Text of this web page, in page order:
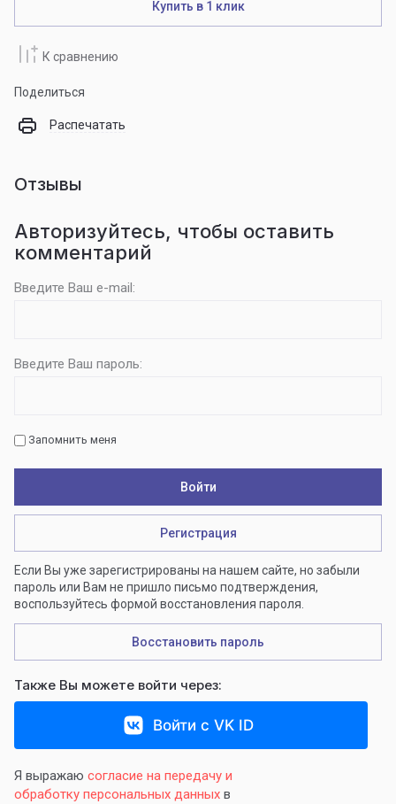
Купить в 1 клик
К сравнению
Поделиться
Распечатать
Отзывы
Авторизуйтесь, чтобы оставить
комментарий
Введите Ваш e-mail:
Введите Ваш пароль:
Запомнить меня
Войти
Регистрация
Если Вы уже зарегистрированы на нашем сайте, но забыли
пароль или Вам не пришло письмо подтверждения,
воспользуйтесь формой восстановления пароля.
Восстановить пароль
Также Вы можете войти через:
Войти с VK ID
Я выражаю согласие на передачу и
обработку персональных данных в